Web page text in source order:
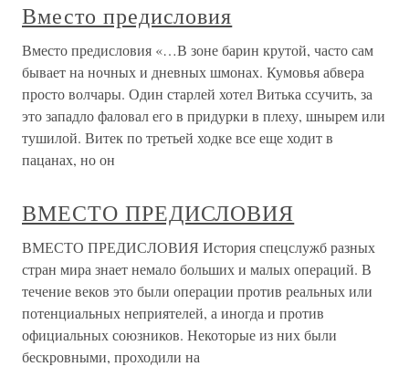
Вместо предисловия
Вместо предисловия «…В зоне барин крутой, часто сам
бывает на ночных и дневных шмонах. Кумовья абвера
просто волчары. Один старлей хотел Витька ссучить, за
это западло фаловал его в придурки в плеху, шнырем или
тушилой. Витек по третьей ходке все еще ходит в
пацанах, но он
ВМЕСТО ПРЕДИСЛОВИЯ
ВМЕСТО ПРЕДИСЛОВИЯ История спецслужб разных
стран мира знает немало больших и малых операций. В
течение веков это были операции против реальных или
потенциальных неприятелей, а иногда и против
официальных союзников. Некоторые из них были
бескровными, проходили на